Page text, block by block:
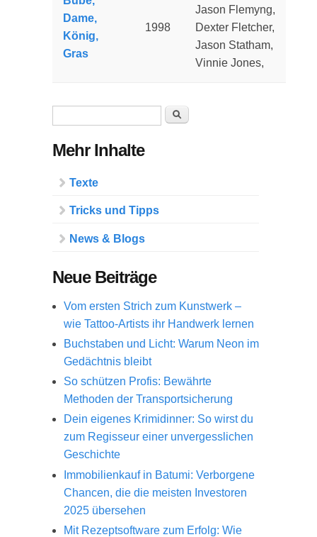
Dame,
König,
Gras
1998
Jason Flemyng,
Dexter Fletcher,
Jason Statham,
Vinnie Jones,
Suche
Mehr Inhalte
Texte
Tricks und Tipps
News & Blogs
Neue Beiträge
Vom ersten Strich zum Kunstwerk –
wie Tattoo-Artists ihr Handwerk lernen
Buchstaben und Licht: Warum Neon im
Gedächtnis bleibt
So schützen Profis: Bewährte
Methoden der Transportsicherung
Dein eigenes Krimidinner: So wirst du
zum Regisseur einer unvergesslichen
Geschichte
Immobilienkauf in Batumi: Verborgene
Chancen, die die meisten Investoren
2025 übersehen
Mit Rezeptsoftware zum Erfolg: Wie